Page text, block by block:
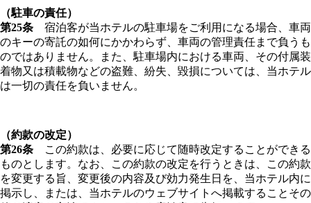
（駐車の責任）
第25条 宿泊客が当ホテルの駐車場をご利用になる場合、車両
のキーの寄託の如何にかかわらず、車両の管理責任まで負うも
のではありません。また、駐車場内における車両、その付属装
着物又は積載物などの盗難、紛失、毀損については、当ホテル
は一切の責任を負いません。
（約款の改定）
第26条
この約款は、必要に応じて随時改定することができる
ものとします。なお、この約款の改定を行うときは、この約款
を変更する旨、変更後の内容及び効力発生日を、当ホテル内に
掲示し、または、当ホテルのウェブサイトへ掲載することその